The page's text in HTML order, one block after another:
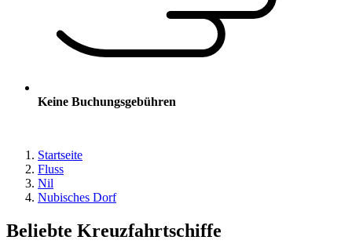
Keine Buchungsgebühren
Startseite
Fluss
Nil
Nubisches Dorf
Beliebte Kreuzfahrtschiffe